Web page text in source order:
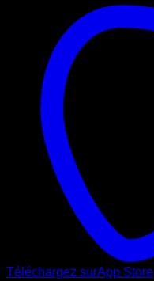
Téléchargez surApp Store